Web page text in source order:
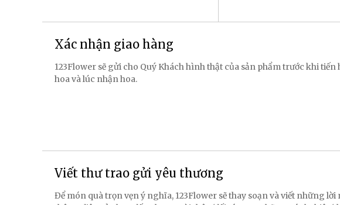
Xác nhận giao hàng
123Flower sẽ gửi cho Quý Khách hình thật của sản phẩm trước khi tiến
hoa và lúc nhận hoa.
Viết thư trao gửi yêu thương
Để món quà trọn vẹn ý nghĩa, 123Flower sẽ thay soạn và viết những lời